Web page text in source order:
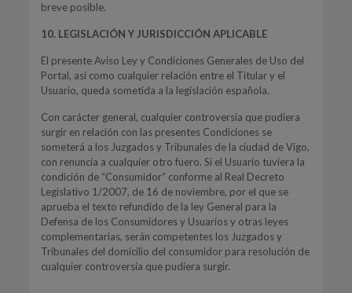
breve posible.
10. LEGISLACIÓN Y JURISDICCIÓN APLICABLE
El presente Aviso Ley y Condiciones Generales de Uso del
Portal, así como cualquier relación entre el Titular y el
Usuario, queda sometida a la legislación española.
Con carácter general, cualquier controversia que pudiera
surgir en relación con las presentes Condiciones se
someterá a los Juzgados y Tribunales de la ciudad de Vigo,
con renuncia a cualquier otro fuero. Si el Usuario tuviera la
condición de “Consumidor” conforme al Real Decreto
Legislativo 1/2007, de 16 de noviembre, por el que se
aprueba el texto refundido de la ley General para la
Defensa de los Consumidores y Usuarios y otras leyes
complementarias, serán competentes los Juzgados y
Tribunales del domicilio del consumidor para resolución de
cualquier controversia que pudiera surgir.